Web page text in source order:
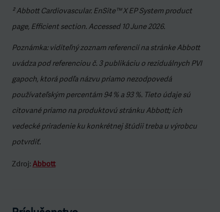
² Abbott Cardiovascular. EnSite™ X EP System product
page, Efficient section. Accessed 10 June 2026.
Poznámka: viditeľný zoznam referencií na stránke Abbott
uvádza pod referenciou č. 3 publikáciu o reziduálnych PVI
gapoch, ktorá podľa názvu priamo nezodpovedá
používateľským percentám 94 % a 93 %. Tieto údaje sú
citované priamo na produktovú stránku Abbott; ich
vedecké priradenie ku konkrétnej štúdii treba u výrobcu
potvrdiť.
Zdroj:Abbott